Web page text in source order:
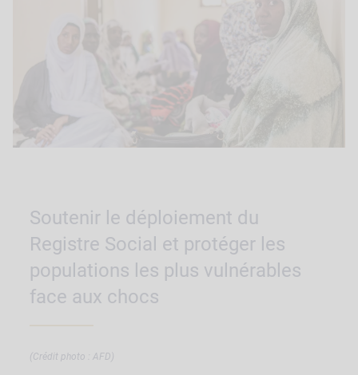
Soutenir le déploiement du
Registre Social et protéger les
populations les plus vulnérables
face aux chocs
(Crédit photo : AFD)